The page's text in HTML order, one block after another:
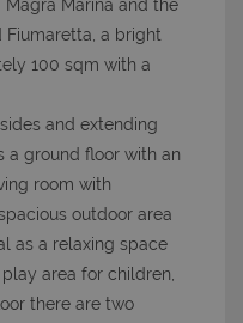
Marina and the
a bright
100 sqm with a
and extending
a ground floor with an
room with
outdoor area
as a relaxing space
area for children,
there are two